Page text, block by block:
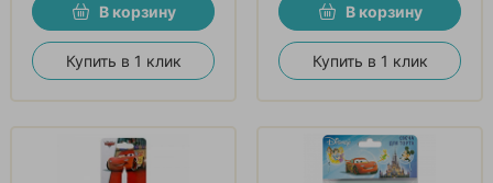
В корзину
Купить в 1 клик
В корзину
Купить в 1 клик